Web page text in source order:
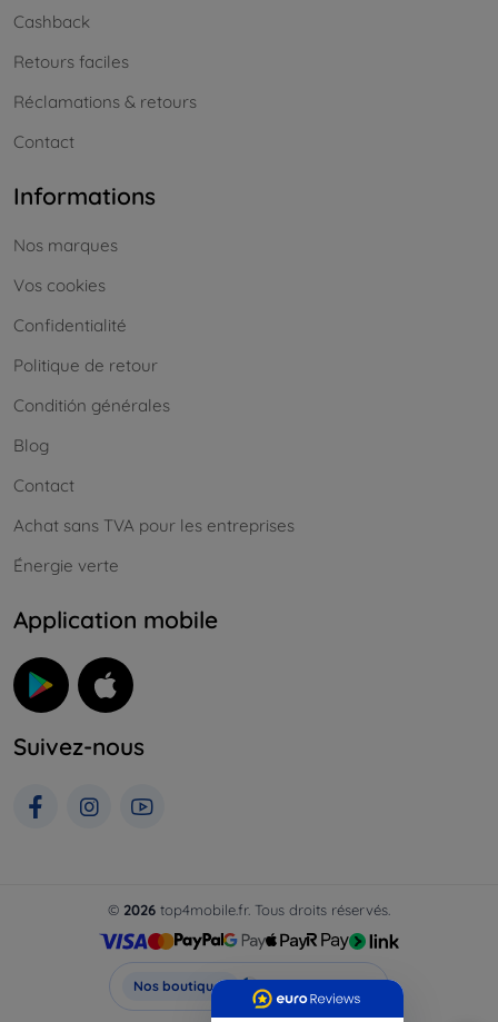
Cashback
Retours faciles
Réclamations & retours
Contact
Informations
Nos marques
Vos cookies
Confidentialité
Politique de retour
Conditión générales
Blog
Contact
Achat sans TVA pour les entreprises
Énergie verte
Application mobile
Suivez-nous
© 2026 top4mobile.fr. Tous droits réservés.
Nos boutiques Top4Mobile.fr